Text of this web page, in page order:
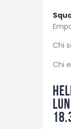
Chi
Chi